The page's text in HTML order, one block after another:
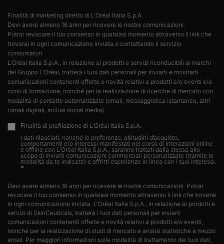
Finalità di marketing diretto di L'Oréal Italia S.p.A.​
Devi avere almeno 16 anni per ricevere le nostre comunicazioni.​
Potrai revocare il tuo consenso in qualsiasi momento attraverso il link che
troverai in ogni comunicazione inviata o contattando il servizio
consumatori.​
L'Oréal Italia S.p.A., in relazione ai prodotti e servizi riconducibili ai marchi
del Gruppo L’Oréal, tratterà i tuoi dati personali per inviarti e mostrarti
comunicazioni contenenti offerte e novità relativi a prodotti e/o eventi e/o
corsi di formazione, nonché per la realizzazione di ricerche di mercato con
modalità di contatto automatizzate (email, messaggistica istantanea, altri
canali digitali, inclusi social media)
Finalità di profilazione di L'Oréal Italia S.p.A.
I dati rilasciati, nonché le preferenze, abitudini d’acquisto,
comportamenti e/o interessi manifestati nel corso di interazioni online
e offline con L’Oréal Italia S.p.A., saranno trattati dalla stessa allo
scopo di inviarti comunicazioni commerciali personalizzate (tramite le
modalità da te indicate) e offrirti esperienze in linea con i tuoi interessi.​
*
Devi avere almeno 16 anni per ricevere le nostre comunicazioni. Potrai
revocare il tuo consenso in qualsiasi momento attraverso il link che troverai
in ogni comunicazione inviata. L'Oréal Italia S.p.A., in relazione ai prodotti e
servizi di SkinCeuticals, tratterà i tuoi dati personali per inviarti
comunicazioni contenenti offerte e novità relativi a prodotti e/o eventi,
nonché per la realizzazione di studi di mercato e analisi statistiche a mezzo
email. Per maggiori informazioni sulle modalità di trattamento dei tuoi dati,